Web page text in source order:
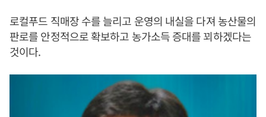
로컬푸드 직매장 수를 늘리고 운영의 내실을 다져 농산물의
판로를 안정적으로 확보하고 농가소득 증대를 꾀하겠다는
것이다.